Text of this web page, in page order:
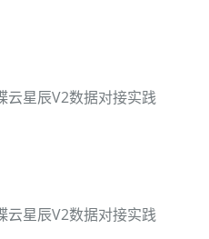
云星辰V2数据对接实践
云星辰V2数据对接实践